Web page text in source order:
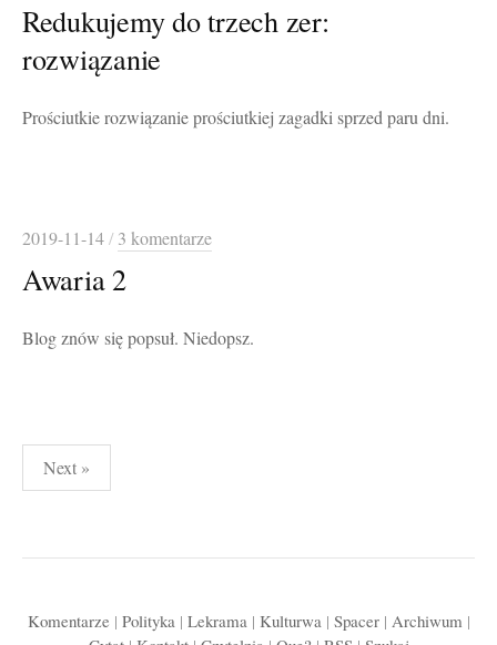
Redukujemy do trzech zer:
rozwiązanie
Prościutkie rozwiązanie prościutkiej zagadki sprzed paru dni.
2019-11-14/ 3 komentarze
Awaria 2
Blog znów się popsuł. Niedopsz.
Stronicowanie
wpisów
Next »
Komentarze | Polityka| Lekrama| Kulturwa| Spacer| Archiwum |